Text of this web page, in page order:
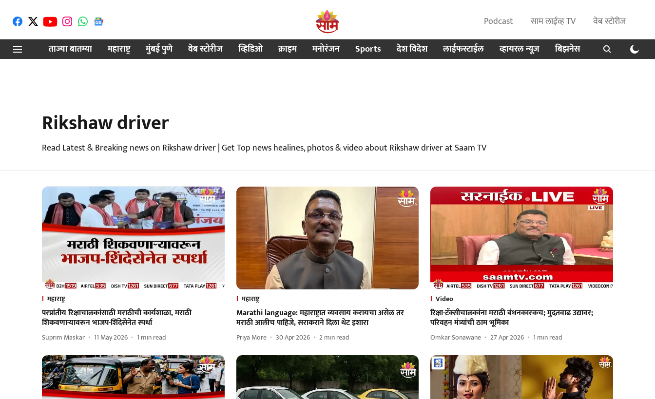
Podcast साम लाईव्ह TV
वेब स्टोरीज
ताज्या बातम्या
महाराष्ट्र मुंबई पुणे वेब स्टोरीज व्हिडिओ क्राइम मनोरंजन Sports देश विदेश लाईफस्टाईल व्हायरल न्यूज बिझनेस
Rikshaw driver
Read Latest & Breaking news on Rikshaw driver | Get Top news healines, photos & video about Rikshaw driver at Saam TV
महाराष्ट्र
परप्रांतीय रिक्षाचालकांसाठी मराठीची कार्यशाळा, मराठी
शिकवणाऱ्यावरून भाजप-शिंदेसेनेत स्पर्धा
Suprim Maskar 11 May 2026 1 min read
महाराष्ट्र
Marathi language: महाराष्ट्रात व्यवसाय करायचा असेल तर
मराठी आलीच पाहिजे, सराकराने दिला थेट इशारा
Priya More 30 Apr 2026 2min read
Video
रिक्षा-टॅक्सीचालकांना मराठी बंधनकारकच; मुदतवाढ उद्यावर;
परिवहन मंत्र्यांची ठाम भूमिका
Omkar Sonawane 27 Apr 2026 1 min read